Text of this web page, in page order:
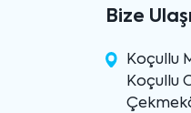
Bize
Koçullu
Koçullu